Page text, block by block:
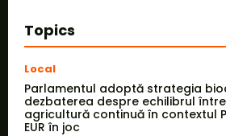
Topics
Local
Parlamentul adoptă strategia
dezbaterea despre echilibrul
agricultură continuă în contextul
EUR în joc